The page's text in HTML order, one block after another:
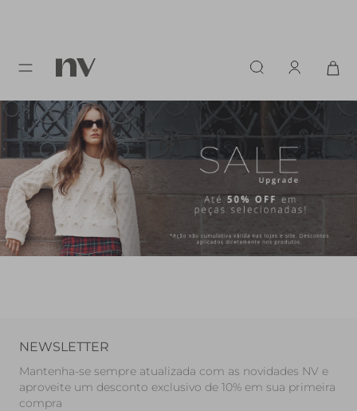
NEWSLETTER
Mantenha-se sempre atualizada com as novidades NV e
aproveite um desconto exclusivo de 10% em sua primeira
compra